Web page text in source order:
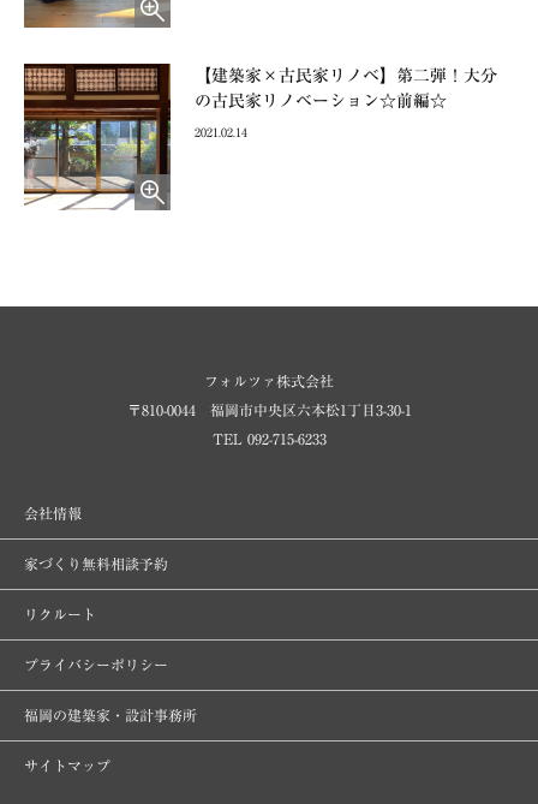
【建築家×古民家リノベ】第二弾！大分
の古民家リノベーション☆前編☆
2021.02.14
フォルツァ株式会社
〒810-0044 福岡市中央区六本松1丁目3-30-1
TEL 092-715-6233
会社情報
家づくり無料相談予約
リクルート
プライバシーポリシー
福岡の建築家・設計事務所
サイトマップ